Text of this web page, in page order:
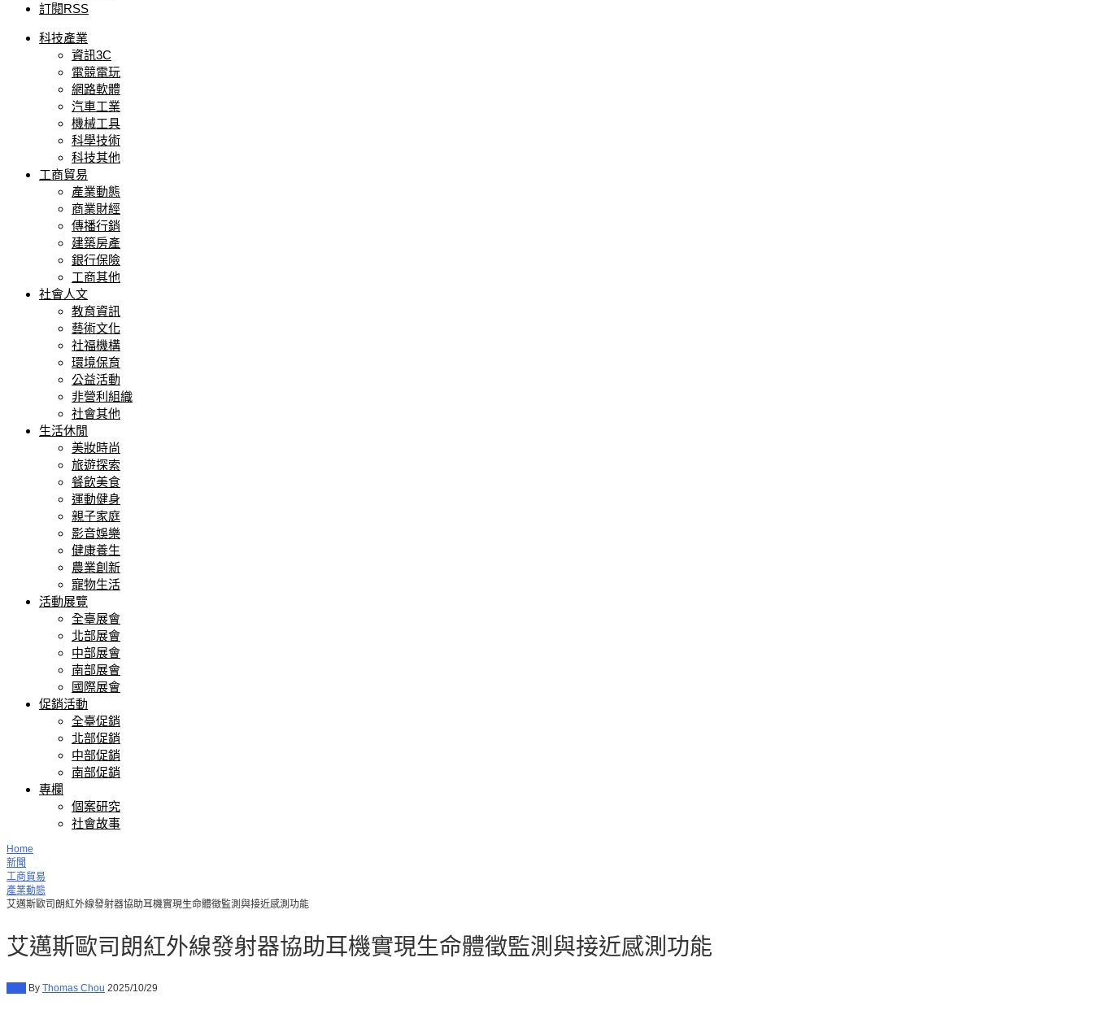
訂閱RSS
科技產業
資訊3C
電競電玩
網路軟體
汽車工業
機械工具
科學技術
科技其他
工商貿易
產業動態
商業財經
傳播行銷
建築房產
銀行保險
工商其他
社會人文
教育資訊
藝術文化
社福機構
環境保育
公益活動
非營利組織
社會其他
生活休閒
美妝時尚
旅遊探索
餐飲美食
運動健身
親子家庭
影音娛樂
健康養生
農業創新
寵物生活
活動展覽
全臺展會
北部展會
中部展會
南部展會
國際展會
促銷活動
全臺促銷
北部促銷
中部促銷
南部促銷
專欄
個案研究
社會故事
Home
新聞
工商貿易
產業動態
艾邁斯歐司朗紅外線發射器協助耳機實現生命體徵監測與接近感測功能
艾邁斯歐司朗紅外線發射器協助耳機實現生命體徵監測與接近感測功能
By Thomas Chou 2025/10/29